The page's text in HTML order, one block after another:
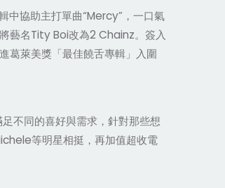
協助主打單曲“Mercy”，一口氣
藝名Tity Boi改為2 Chainz。簽入
葛萊美獎「最佳饒舌專輯」入圍
不同的喜好與需求，針對那些想
等明星相挺，再加值超收電